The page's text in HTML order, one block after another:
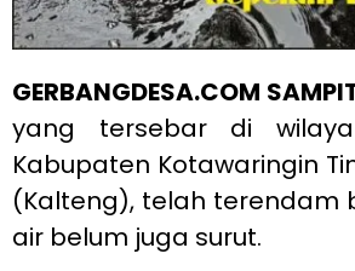
GERBANGDESA.COM
yang tersebar di
Kabupaten Kotawaringin
(Kalteng), telah terendam
air belum juga surut.